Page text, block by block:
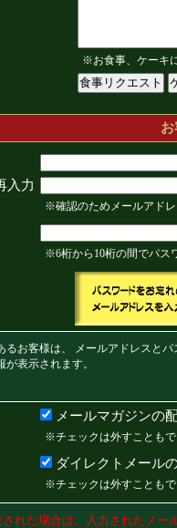
※お食事、ケーキ
入力
※確認のためメールアド
※6桁から10桁の間でパス
るお客様は、 メールアドレスと
表示されます。
メールマガジンの
※チェックは外すことも
ダイレクトメール
※チェックは外すことも
れた場合は、入力されたメ